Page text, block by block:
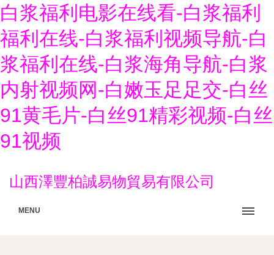
白浆福利电影在线看-白浆福利
福利在线-白浆福利视频导航-白
浆福利在线-白浆海角导航-白浆
内射视频网-白嫩玉足足交-白丝
91黄毛片-白丝91精彩视频-白丝
91视频
山西澤豐柏誠易物貿易有限公司
MENU